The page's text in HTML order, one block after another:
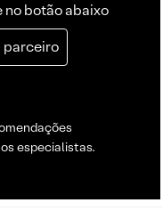
no botão abaixo
parceiro
especialistas.